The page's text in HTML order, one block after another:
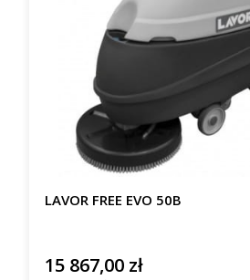
LAVOR FREE EVO 50B
Cena
15 867,00 zł